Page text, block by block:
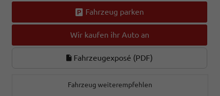
Fahrzeug parken
Wir kaufen ihr Auto an
Fahrzeugexposé (PDF)
Fahrzeug weiterempfehlen